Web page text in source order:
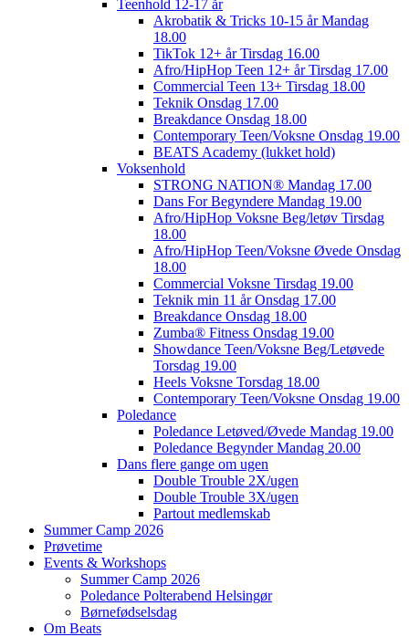
Teenhold 12-17 år
Akrobatik & Tricks 10-15 år Mandag
18.00
TikTok 12+ år Tirsdag 16.00
Afro/HipHop Teen 12+ år Tirsdag 17.00
Commercial Teen 13+ Tirsdag 18.00
Teknik Onsdag 17.00
Breakdance Onsdag 18.00
Contemporary Teen/Voksne Onsdag 19.00
BEATS Academy (lukket hold)
Voksenhold
STRONG NATION® Mandag 17.00
Dans For Begyndere Mandag 19.00
Afro/HipHop Voksne Beg/letøv Tirsdag
18.00
Afro/HipHop Teen/Voksne Øvede Onsdag
18.00
Commercial Voksne Tirsdag 19.00
Teknik min 11 år Onsdag 17.00
Breakdance Onsdag 18.00
Zumba® Fitness Onsdag 19.00
Showdance Teen/Voksne Beg/Letøvede
Torsdag 19.00
Heels Voksne Torsdag 18.00
Contemporary Teen/Voksne Onsdag 19.00
Poledance
Poledance Letøved/Øvede Mandag 19.00
Poledance Begynder Mandag 20.00
Dans flere gange om ugen
Double Trouble 2X/ugen
Double Trouble 3X/ugen
Partout medlemskab
Summer Camp 2026
Prøvetime
Events & Workshops
Summer Camp 2026
Poledance Polterabend Helsingør
Børnefødselsdag
Om Beats